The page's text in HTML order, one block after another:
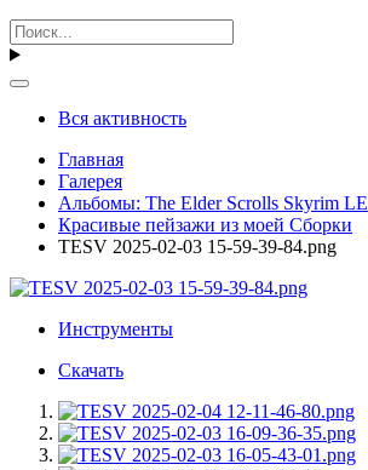
Вся активность
Главная
Галерея
Альбомы: The Elder Scrolls Skyrim LE
Красивые пейзажи из моей Сборки
TESV 2025-02-03 15-59-39-84.png
Инструменты
Скачать